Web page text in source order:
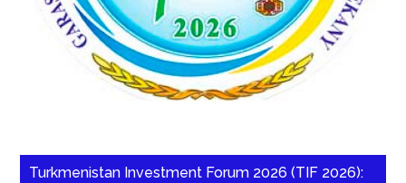
Turkmenistan Investment Forum 2026 (TIF 2026):